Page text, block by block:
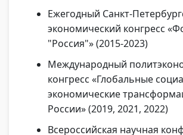
Ежегодный Санкт-
экономический конгресс
"Россия"» (2015-2023)
Международный
конгресс «Глобальные
экономические
России» (2019, 2021, 2022)
Всероссийская научная